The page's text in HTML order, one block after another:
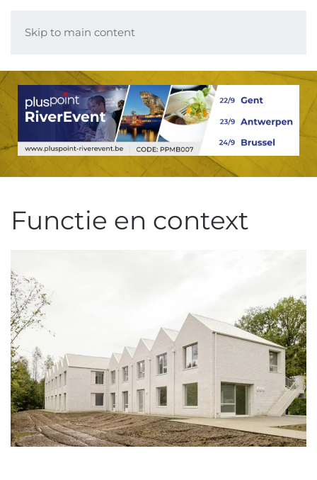
Skip to main content
Functie en context